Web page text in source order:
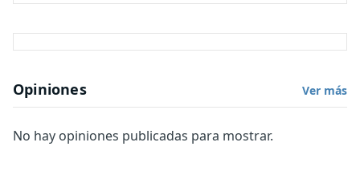
Opiniones Ver más
No hay opiniones publicadas para mostrar.